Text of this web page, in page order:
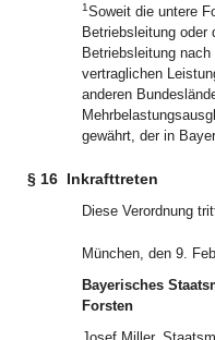
1Soweit die untere
Betriebsleitung oder
Betriebsleitung
vertraglichen
anderen
gewährt, der in
§ 16 Inkrafttreten
Diese Verordnung
München, den 9.
Bayerisches
Forsten